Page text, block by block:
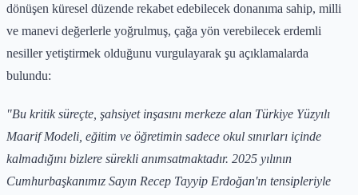
dönüşen küresel düzende rekabet edebilecek donanıma sahip, milli
ve manevi değerlerle yoğrulmuş, çağa yön verebilecek erdemli
nesiller yetiştirmek olduğunu vurgulayarak şu açıklamalarda
bulundu:
"Bu kritik süreçte, şahsiyet inşasını merkeze alan Türkiye Yüzyılı
Maarif Modeli, eğitim ve öğretimin sadece okul sınırları içinde
kalmadığını bizlere sürekli anımsatmaktadır. 2025 yılının
Cumhurbaşkanımız Sayın Recep Tayyip Erdoğan'ın tensipleriyle